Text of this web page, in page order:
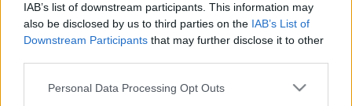
IAB’s list of downstream participants. This information may
also be disclosed by us to third parties on the IAB’s List of
Downstream Participants that may further disclose it to other
Please note that this website/app uses one or more Google
Personal Data Processing Opt Outs
A szolgáltató és Neil Young szerdán bejelentette be, hogy a
kanadai–amerikai énekes-dalszerző minden művét kiveszik
komikussal, akinek nagy hallgatottságú podcastja működik a